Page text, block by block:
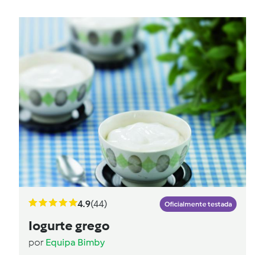
4.9(44) Oficialmente testada
Iogurte grego
por Equipa Bimby